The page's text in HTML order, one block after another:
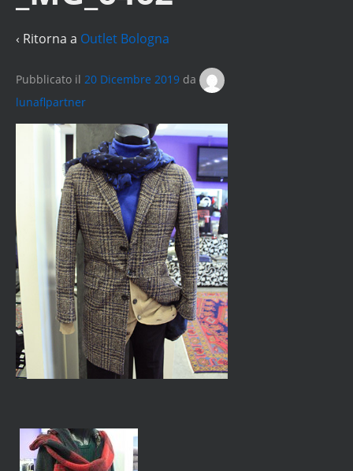
‹ Ritorna a Outlet Bologna
Pubblicato il 20 Dicembre 2019 da
lunaflpartner